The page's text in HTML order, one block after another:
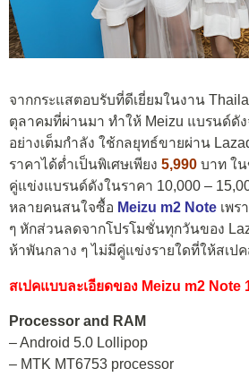
จากกระแสตอบรับที่ดีเยี่ยมในงาน
ตุลาคมที่ผ่านมา ทำให้ Meizu แบรนด์ดั
อย่างเต็มกำลัง ใช้กลยุทธ์ขายผ่าน
ราคาได้ต่ำเป็นพิเศษเพียง 5,990 บาท ใน
คู่แข่งแบรนด์ดังในราคา 10,000 –
หลายคนสนใจซื้อ Meizu m2 Note เพร
ๆ หักส่วนลดจากโปรโมชั่นทุกวันของ
ห้าพันกลาง ๆ ไม่มีคู่แข่งรายใดที่ให้สเป
สเปคแบบละเอียดของ Meizu m2 Note
Processor and RAM
– Android 5.0 Lollipop
– MTK MT6753 processor